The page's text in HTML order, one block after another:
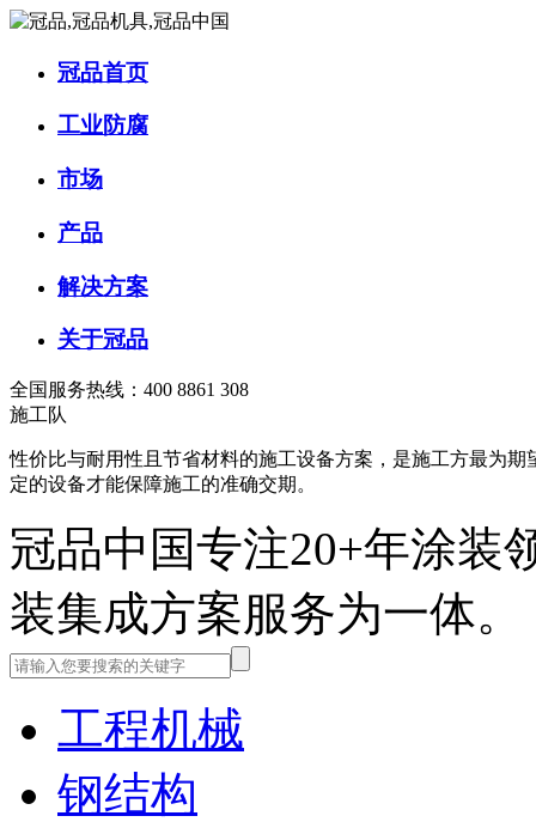
冠品首页
工业防腐
市场
产品
解决方案
关于冠品
全国服务热线：400 8861 308
施工队
性价比与耐用性且节省材料的施工设备方案，是施工方最为
定的设备才能保障施工的准确交期。
冠品中国专注20+年涂装
装集成方案服务为一体。
工程机械
钢结构